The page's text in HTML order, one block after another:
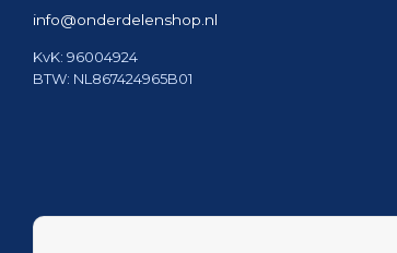
info@onderdelenshop.nl
KvK: 96004924
BTW: NL867424965B01